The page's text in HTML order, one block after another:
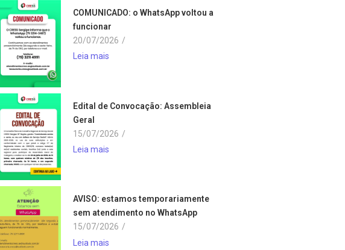
COMUNICADO: o WhatsApp voltou a
funcionar
20/07/2026 /
Leia mais
Edital de Convocação: Assembleia
Geral
15/07/2026 /
Leia mais
AVISO: estamos temporariamente
sem atendimento no WhatsApp
15/07/2026 /
Leia mais